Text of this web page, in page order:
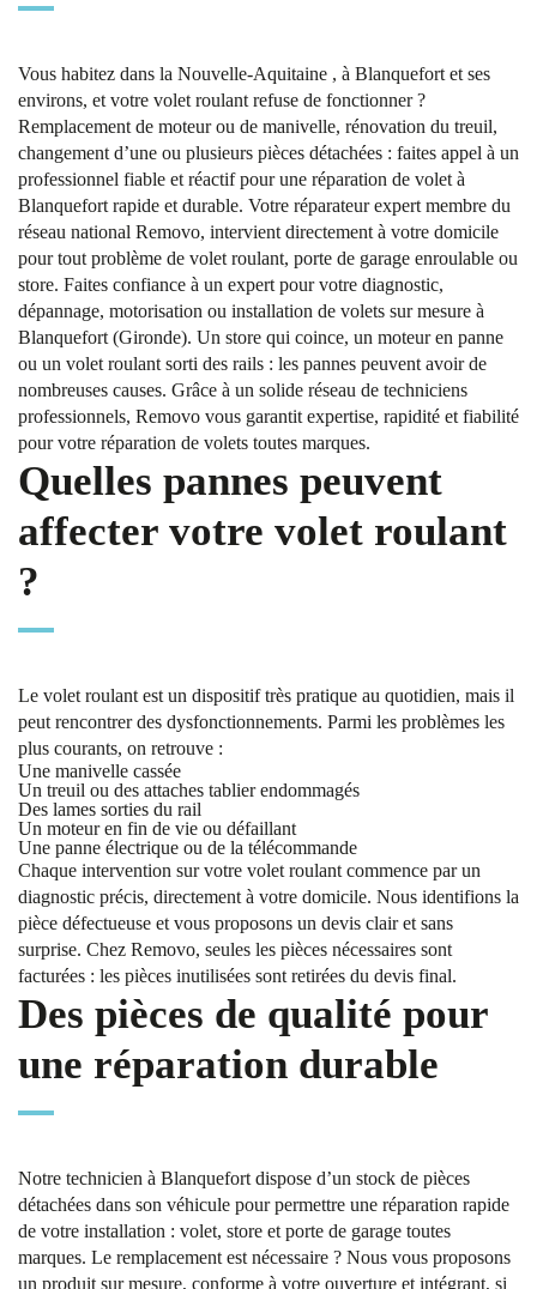
Vous habitez dans la Nouvelle-Aquitaine , à Blanquefort et ses
environs, et votre volet roulant refuse de fonctionner ?
Remplacement de moteur ou de manivelle, rénovation du treuil,
changement d’une ou plusieurs pièces détachées : faites appel à un
professionnel fiable et réactif pour une réparation de volet à
Blanquefort rapide et durable. Votre réparateur expert membre du
réseau national Removo, intervient directement à votre domicile
pour tout problème de volet roulant, porte de garage enroulable ou
store. Faites confiance à un expert pour votre diagnostic,
dépannage, motorisation ou installation de volets sur mesure à
Blanquefort (Gironde). Un store qui coince, un moteur en panne
ou un volet roulant sorti des rails : les pannes peuvent avoir de
nombreuses causes. Grâce à un solide réseau de techniciens
professionnels, Removo vous garantit expertise, rapidité et fiabilité
pour votre réparation de volets toutes marques.
Quelles pannes peuvent
affecter votre volet roulant
?
Le volet roulant est un dispositif très pratique au quotidien, mais il
peut rencontrer des dysfonctionnements. Parmi les problèmes les
plus courants, on retrouve :
Une manivelle cassée
Un treuil ou des attaches tablier endommagés
Des lames sorties du rail
Un moteur en fin de vie ou défaillant
Une panne électrique ou de la télécommande
Chaque intervention sur votre volet roulant commence par un
diagnostic précis, directement à votre domicile. Nous identifions la
pièce défectueuse et vous proposons un devis clair et sans
surprise. Chez Removo, seules les pièces nécessaires sont
facturées : les pièces inutilisées sont retirées du devis final.
Des pièces de qualité pour
une réparation durable
Notre technicien à Blanquefort dispose d’un stock de pièces
détachées dans son véhicule pour permettre une réparation rapide
de votre installation : volet, store et porte de garage toutes
marques. Le remplacement est nécessaire ? Nous vous proposons
un produit sur mesure, conforme à votre ouverture et intégrant, si